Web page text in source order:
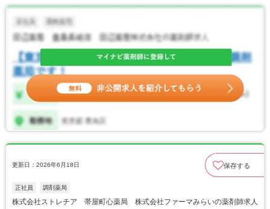
更新日：2026年6月18日 保存する
正社員 調剤薬局
株式会社ストレチア 帯屋町心薬局 株式会社ファーマみらいの薬剤師求人